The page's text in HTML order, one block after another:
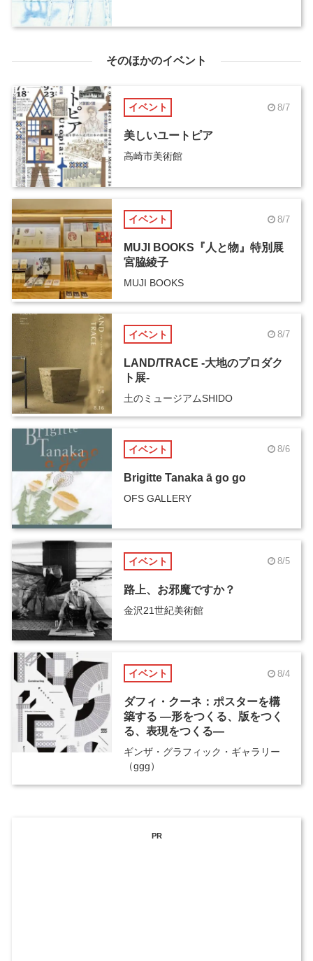
そのほかのイベント
イベント 8/7
美しいユートピア
高崎市美術館
イベント 8/7
MUJI BOOKS『人と物』特別展
宮脇綾子
MUJI BOOKS
イベント 8/7
LAND/TRACE -大地のプロダク
ト展-
土のミュージアムSHIDO
イベント 8/6
Brigitte Tanaka ā go go
OFS GALLERY
イベント 8/5
路上、お邪魔ですか？
金沢21世紀美術館
イベント 8/4
ダフィ・クーネ：ポスターを構
築する ―形をつくる、版をつく
る、表現をつくる―
ギンザ・グラフィック・ギャラリー
（ggg）
PR